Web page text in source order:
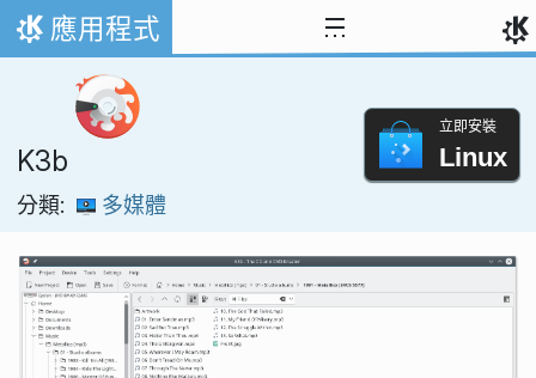
跳到內容
首頁
應用程式
K3b
分類: 多媒體
立即安裝
Linux